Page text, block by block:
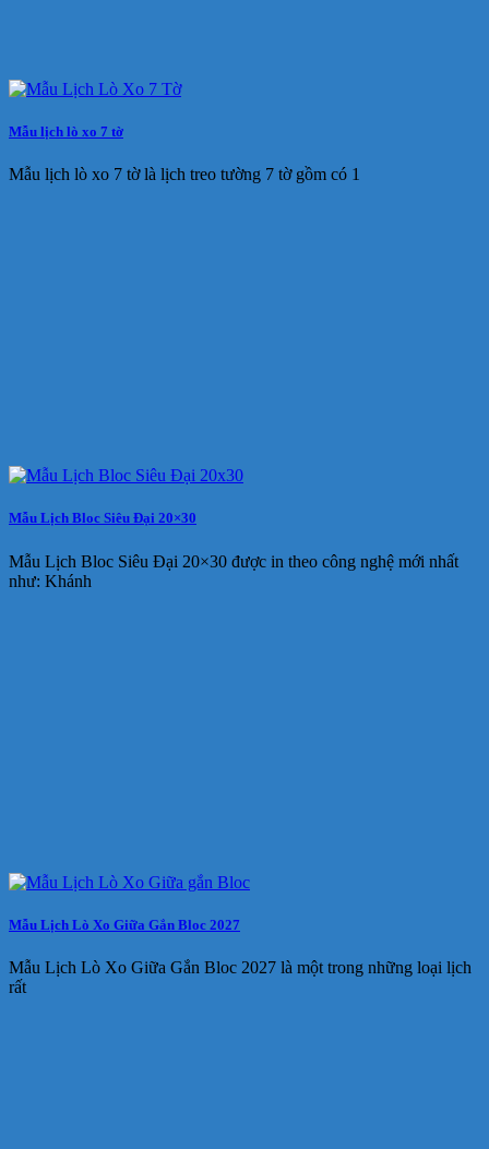
Mẫu lịch lò xo 7 tờ
Mẫu lịch lò xo 7 tờ là lịch treo tường 7 tờ gồm có 1
Mẫu Lịch Bloc Siêu Đại 20×30
Mẫu Lịch Bloc Siêu Đại 20×30 được in theo công nghệ mới nhất
như: Khánh
Mẫu Lịch Lò Xo Giữa Gắn Bloc 2027
Mẫu Lịch Lò Xo Giữa Gắn Bloc 2027 là một trong những loại lịch
rất